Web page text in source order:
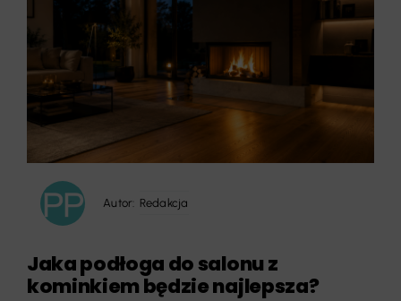
Autor: Redakcja
Jaka podłoga do salonu z
kominkiem będzie najlepsza?